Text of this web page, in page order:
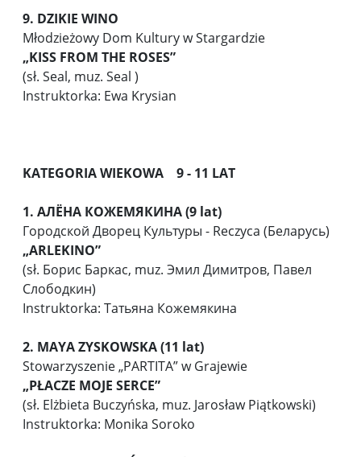
9. DZIKIE WINO
Młodzieżowy Dom Kultury w Stargardzie
„KISS FROM THE ROSES”
(sł. Seal, muz. Seal )
Instruktorka: Ewa Krysian
KATEGORIA WIEKOWA 9 - 11 LAT
1. АЛЁНА КОЖЕМЯКИНА (9 lat)
Городской Дворец Культуры - Reczyca (Беларусь)
„ARLEKINO”
(sł. Борис Баркас, muz. Эмил Димитров, Павел
Слободкин)
Instruktorka: Татьяна Кожемякина
2. MAYA ZYSKOWSKA (11 lat)
Stowarzyszenie „PARTITA” w Grajewie
„PŁACZE MOJE SERCE”
(sł. Elżbieta Buczyńska, muz. Jarosław Piątkowski)
Instruktorka: Monika Soroko